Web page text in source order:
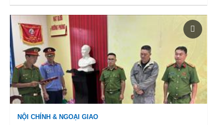
NỘI CHÍNH & NGOẠI GIAO